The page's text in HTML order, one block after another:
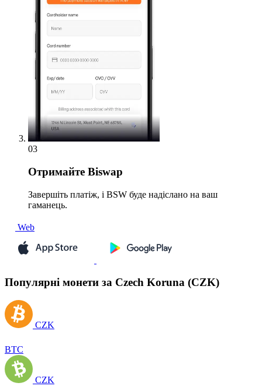
03
Отримайте Biswap
Завершіть платіж, і BSW буде надіслано на ваш
гаманець.
Web
Популярні монети за Czech Koruna (CZK)
CZK
BTC
CZK